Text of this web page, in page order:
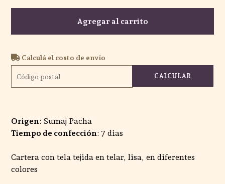
Agregar al carrito
Calculá el costo de envío
CALCULAR
Origen: Sumaj Pacha
Tiempo de confección: 7 dias
Cartera con tela tejida en telar, lisa, en diferentes
colores